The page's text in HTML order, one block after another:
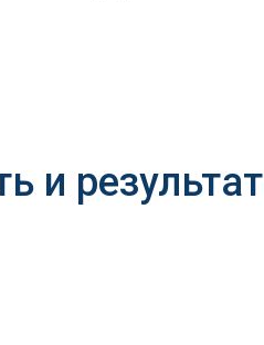
и результат